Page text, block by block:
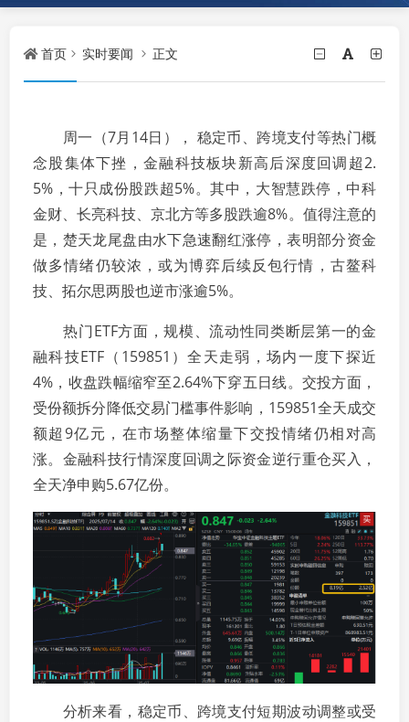
首页 实时要闻 正文
周一（7月14日）， 稳定币、跨境支付等热门概
念股集体下挫，金融科技板块新高后深度回调超2.
5%，十只成份股跌超5%。其中，大智慧跌停，中科
金财、长亮科技、京北方等多股跌逾8%。值得注意的
是，楚天龙尾盘由水下急速翻红涨停，表明部分资金
做多情绪仍较浓，或为博弈后续反包行情，古鳌科
技、拓尔思两股也逆市涨逾5%。
热门ETF方面，规模、流动性同类断层第一的金
融科技ETF（159851）全天走弱，场内一度下探近
4%，收盘跌幅缩窄至2.64%下穿五日线。交投方面，
受份额拆分降低交易门槛事件影响，159851全天成交
额超9亿元，在市场整体缩量下交投情绪仍相对高
涨。金融科技行情深度回调之际资金逆行重仓买入，
全天净申购5.67亿份。
分析来看，稳定币、跨境支付短期波动调整或受